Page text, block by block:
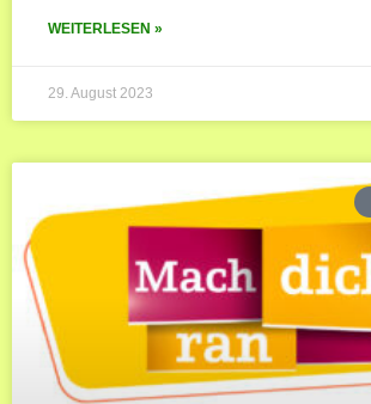
WEITERLESEN »
29. August 2023